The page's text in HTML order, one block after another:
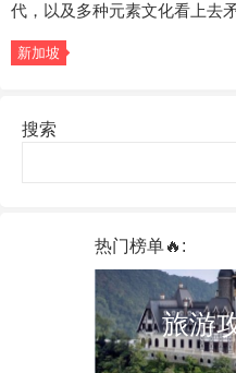
代，以及多种元素文化看上去
新加坡
搜索
热门榜单🔥:
旅游